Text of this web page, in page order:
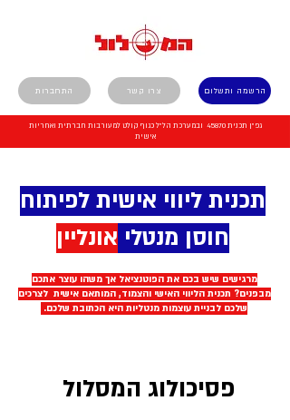
התחברות הרשמה ותשלום צרו קשר
גפ"ן תכנית 45870 ובמערכת הל"ל כגוף קולט למעורבות חברתית ואחריות
אישית
תכנית ליווי אישית לפיתוח
חוסן מנטלי אונליין
מרגישים שיש בכם את הפוטנציאל אך משהו עוצר אתכם
מבפנים? תכנית הליווי האישי והצמוד, המותאם אישית לצרכים
שלכם לבניית עוצמות מנטליות היא הכתובת שלכם.
פסיכולוג המסלול